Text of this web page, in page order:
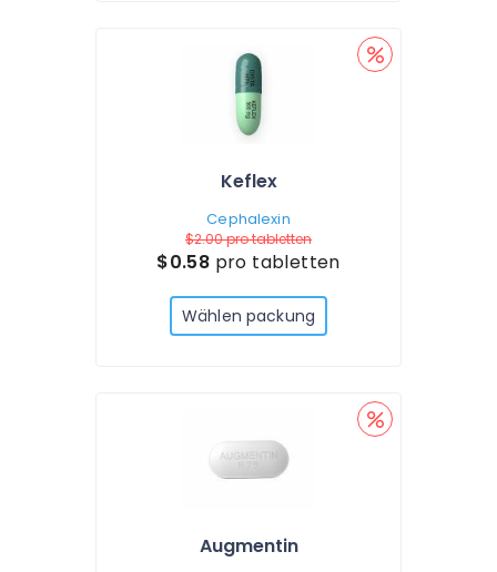
Keflex
Cephalexin
$2.00pro tabletten
$0.58 pro tabletten
Wählen packung
Augmentin